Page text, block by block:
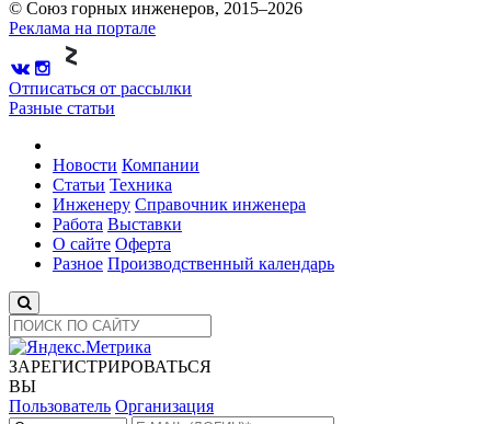
© Союз горных инженеров, 2015–2026
Реклама на портале
Отписаться от рассылки
Разные статьи
Новости Компании
Статьи Техника
Инженеру Справочник инженера
Работа Выставки
О сайте Оферта
Разное Производственный календарь
ЗАРЕГИСТРИРОВАТЬСЯ
ВЫ
Пользователь Организация